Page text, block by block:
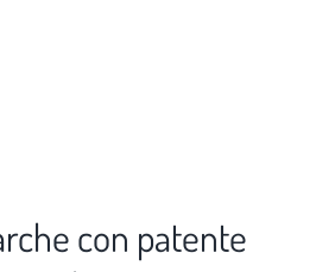
con patente